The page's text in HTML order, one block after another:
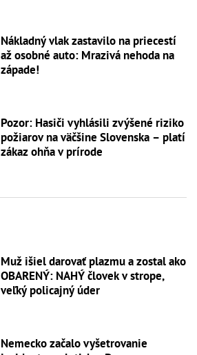
Nákladný vlak zastavilo na priecestí
až osobné auto: Mrazivá nehoda na
západe!
Pozor: Hasiči vyhlásili zvýšené riziko
požiarov na väčšine Slovenska – platí
zákaz ohňa v prírode
Muž išiel darovať plazmu a zostal ako
OBARENÝ: NAHÝ človek v strope,
veľký policajný úder
Nemecko začalo vyšetrovanie